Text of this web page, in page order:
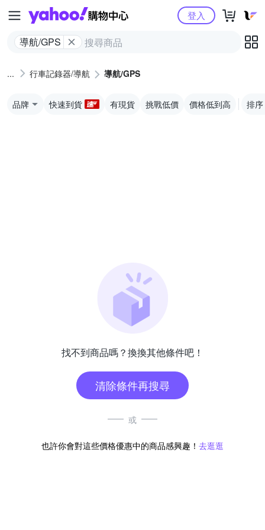
Yahoo購物中心
導航/GPS
登入
行車記錄器/導航 導航/GPS
品牌 快速到貨 有現貨 挑戰低價 價格低到高 排序
找不到商品嗎？換換其他條件吧！
清除條件再搜尋
或
也許你會對這些價格優惠中的商品感興趣！ 去逛逛